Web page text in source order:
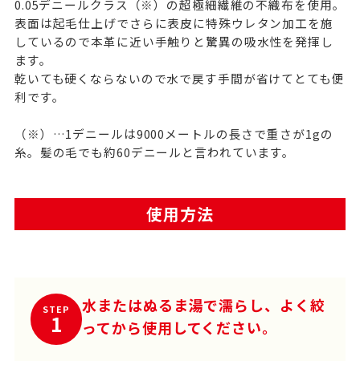
0.05デニールクラス（※）の超極細繊維の不織布を使用。
表面は起毛仕上げでさらに表皮に特殊ウレタン加工を施
しているので本革に近い手触りと驚異の吸水性を発揮し
ます。
乾いても硬くならないので水で戻す手間が省けてとても便
利です。
（※）…1デニールは9000メートルの長さで重さが1gの
糸。髪の毛でも約60デニールと言われています。
使用方法
STEP
1
水またはぬるま湯で濡らし、よく絞
ってから使用してください。